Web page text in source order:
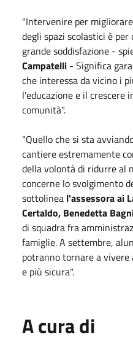
"Intervenire per
degli spazi scolastici è
grande soddisfazione -
Campatelli - Significa
che interessa da vicino i
l'educazione e il crescere
comunità".
"Quello che si sta
cantiere estremamente
della volontà di ridurre al
concerne lo svolgimento
sottolinea l'assessora ai
Certaldo, Benedetta
di squadra fra
famiglie. A settembre,
potranno tornare a
e più sicura".
A cura di